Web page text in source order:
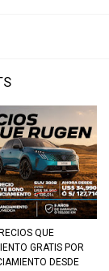
QUE
GRATIS POR
DESDE